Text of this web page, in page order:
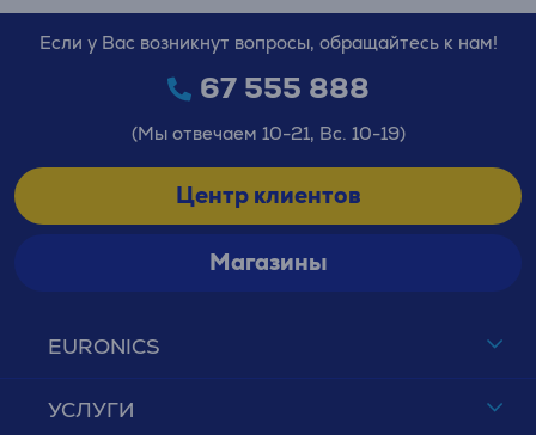
EURONICS
УСЛУГИ
Если у Вас возникнут вопросы, обращайтесь к нам!
67 555 888
(Мы отвечаем 10-21, Вс. 10-19)
Центр клиентов
Магазины